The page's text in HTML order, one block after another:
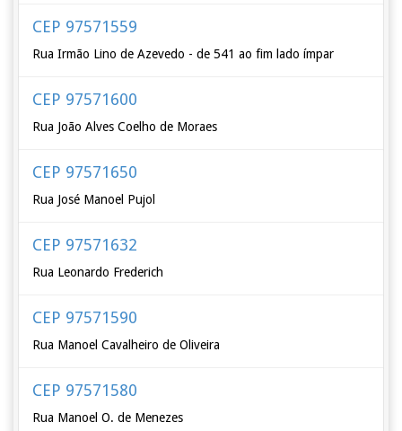
CEP 97571559
Rua Irmão Lino de Azevedo - de 541 ao fim lado ímpar
CEP 97571600
Rua João Alves Coelho de Moraes
CEP 97571650
Rua José Manoel Pujol
CEP 97571632
Rua Leonardo Frederich
CEP 97571590
Rua Manoel Cavalheiro de Oliveira
CEP 97571580
Rua Manoel O. de Menezes